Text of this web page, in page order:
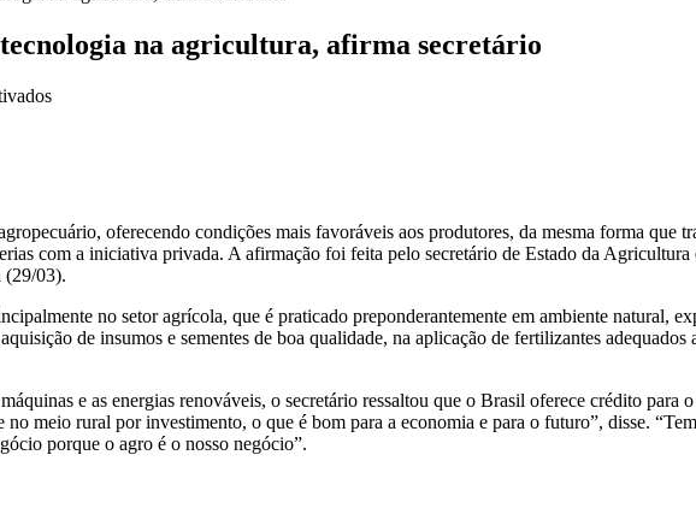
na agricultura, afirma secretário
em
tecnologia
na
agricultura,
afirma
secretário
oferecendo condições mais favoráveis aos produtores, da mesma forma que
com a iniciativa privada. A afirmação foi feita pelo secretário de Estado da
(29/03).
no setor agrícola, que é praticado preponderantemente em ambiente natural,
de insumos e sementes de boa qualidade, na aplicação de fertilizantes
e as energias renováveis, o secretário ressaltou que o Brasil oferece crédito
meio rural por investimento, o que é bom para a economia e para o futuro”, disse.
porque o agro é o nosso negócio”.